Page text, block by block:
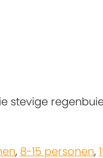
stevige
, 8-15 personen,